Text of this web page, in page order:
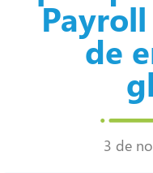
Payroll
de
3 de